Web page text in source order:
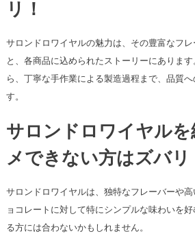
リ！
サロンドロワイヤルの魅力は、その豊富なフ
と、各商品に込められたストーリーにありま
ら、丁寧な手作業による製造過程まで、品質
す。
サロンドロワイヤルを
メできない方はズバリ
サロンドロワイヤルは、独特なフレーバーや
ョコレートに対して特にシンプルな味わいを
る方には合わないかもしれません。